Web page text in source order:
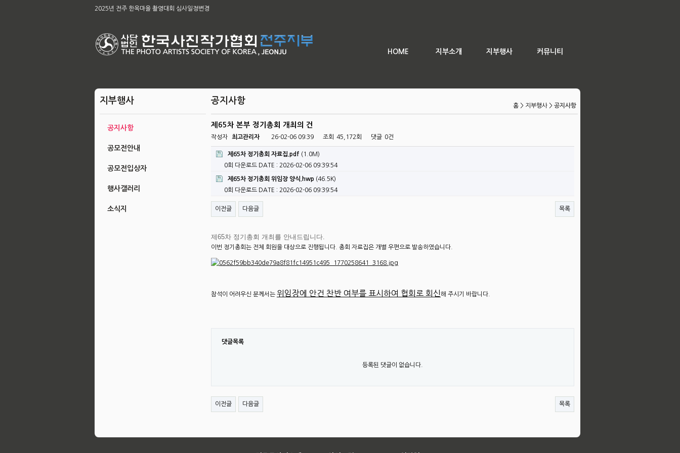
2025년 전주 한옥마을 촬영대회 심사일정변경
제58회 전북특별자치도 사진대전
제63회 전국회원작품 지상전 심사결과
[공지]2025 전주한옥마을촬영대회작품심사결과
HOME 지부소개 지부행사 커뮤니티
지부행사
공지사항
공모전안내
공모전입상자
행사갤러리
소식지
공지사항
홈 > 지부행사 > 공지사항
제65차 본부 정기총회 개최의 건
작성자 최고관리자 26-02-06 09:39 조회 45,172회 댓글 0건
제65차 정기총회 자료집.pdf (1.0M)
0회 다운로드 DATE : 2026-02-06 09:39:54
제65차 정기총회 위임장 양식.hwp (46.5K)
0회 다운로드 DATE : 2026-02-06 09:39:54
이전글 다음글 목록
제65차 정기총회 개최를 안내드립니다.
이번 정기총회는 전체 회원을 대상으로 진행됩니다. 총회 자료집은 개별 우편으로 발송하였습니다. ​
참석이 어려우신 분께서는 위임장에 안건 찬반 여부를 표시하여 협회로 회신해 주시기 바랍니다.
댓글목록
등록된 댓글이 없습니다.
이전글 다음글 목록